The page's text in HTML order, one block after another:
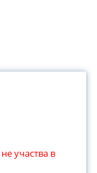
участва в